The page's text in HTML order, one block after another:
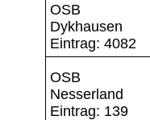
OSB
Dykhausen
Eintrag: 4082
OSB
Nesserland
Eintrag: 139